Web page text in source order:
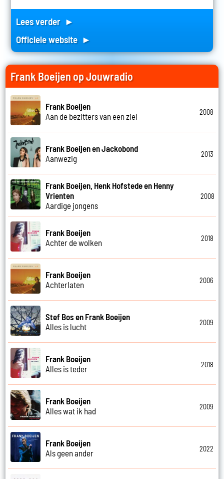
Lees verder ►
Officiele website ►
Frank Boeijen op Jouwradio
Frank Boeijen
Aan de bezitters van een ziel
2008
Frank Boeijen en Jackobond
Aanwezig
2013
Frank Boeijen, Henk Hofstede en Henny
Vrienten
Aardige jongens
2008
Frank Boeijen
Achter de wolken
2018
Frank Boeijen
Achterlaten
2006
Stef Bos en Frank Boeijen
Alles is lucht
2009
Frank Boeijen
Alles is teder
2018
Frank Boeijen
Alles wat ik had
2009
Frank Boeijen
Als geen ander
2022